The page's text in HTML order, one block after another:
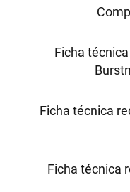
Ficha
Ficha técnica
Ficha técnica